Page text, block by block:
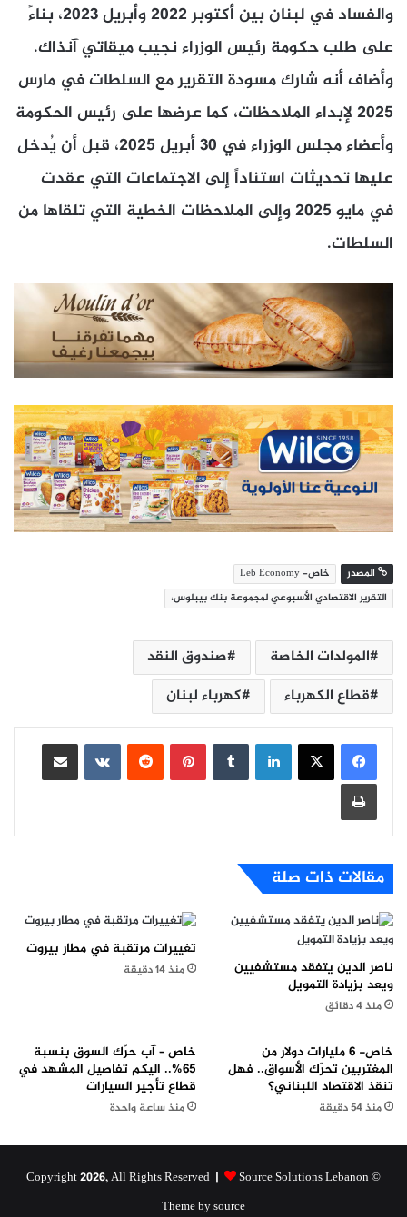
والفساد في لبنان بين أكتوبر 2022 وأبريل 2023، بناءً
على طلب حكومة رئيس الوزراء نجيب ميقاتي آنذاك.
وأضاف أنه شارك مسودة التقرير مع السلطات في مارس
2025 لإبداء الملاحظات، كما عرضها على رئيس الحكومة
وأعضاء مجلس الوزراء في 30 أبريل 2025، قبل أن يُدخل
عليها تحديثات استناداً إلى الاجتماعات التي عقدت
في مايو 2025 وإلى الملاحظات الخطية التي تلقاها من
السلطات.
المصدر
خاص- Leb Economy
التقرير الاقتصادي الأسبوعي لمجموعة بنك بيبلوس،
المولدات الخاصة
صندوق النقد
قطاع الكهرباء
كهرباء لبنان
لينكدإن بينتيريست
مشاركة عبر البريد
طباعة
مقالات ذات صلة
ناصر الدين يتفقد مستشفيين
ويعد بزيادة التمويل
منذ 4 دقائق
تغييرات مرتقبة في مطار بيروت
منذ 14 دقيقة
خاص- 6 مليارات دولار من
المغتربين تحرّك الأسواق.. فهل
تنقذ الاقتصاد اللبناني؟
منذ 54 دقيقة
خاص – آب حرّك السوق بنسبة
65%.. اليكم تفاصيل المشهد في
قطاع تأجير السيارات
منذ ساعة واحدة
© Copyright 2026, All Rights Reserved |
Source Solutions Lebanon
Theme by source